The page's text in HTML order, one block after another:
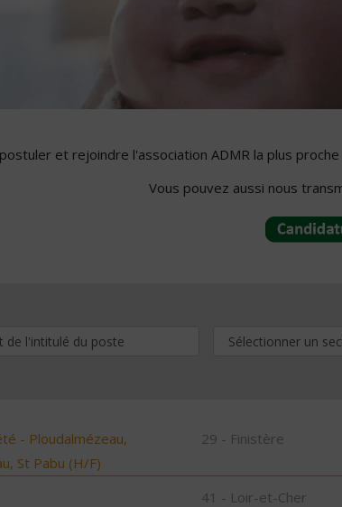
et rejoindre l'association ADMR la plus
Vous pouvez aussi nous
- Ploudalmézeau,
St Pabu (H/F)
29 - Finistère
41 - Loir-et-Cher